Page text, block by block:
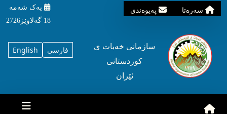
سه‌ره‌تا په‌یوه‌ندی
یه‌ک شه‌مه‌
18 گه‌لاوێژ2726
English فارسی
سازمانی خه‌بات ی
کوردستانی
ئێران